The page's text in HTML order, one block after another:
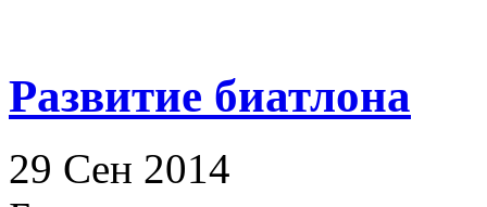
Развитие биатлона
29 Сен 2014